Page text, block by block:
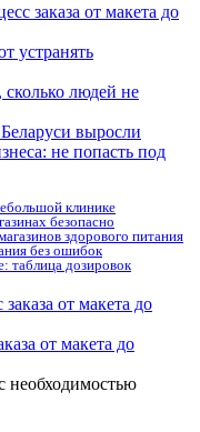
заказа от макета до
устранять
людей не
выросли
не попасть под
клинике
безопасно
здорового питания
без ошибок
таблица дозировок
от макета до
необходимостью